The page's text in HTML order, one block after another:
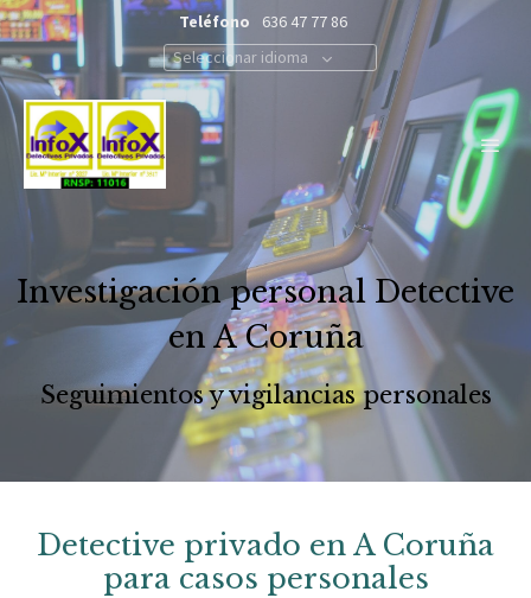
Teléfono
636 47 77 86
Seleccionar idioma
Investigación personal Detective
en A Coruña
Seguimientos y vigilancias personales
Detective privado en A Coruña
para casos personales